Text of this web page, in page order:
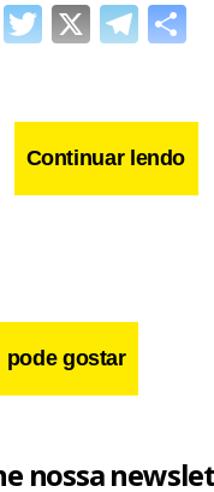
LinkedIn
Twitter
X
Continuar lendo
pode gostar
nossa